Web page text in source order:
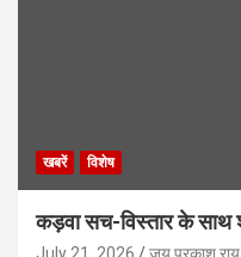
खबरें विशेष
कड़वा सच-विस्तार के साथ